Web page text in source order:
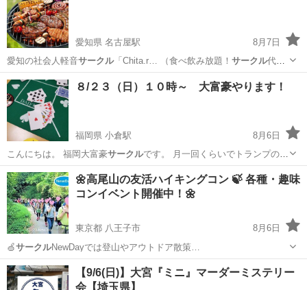
愛知県 名古屋駅
8月7日
愛知の社会人軽音サークル「Chita.r… （食べ飲み放題！ サークル代表
がほとんど負… 動中の社会人軽音サークルです。 みんなで…
愛知 名古屋市 名古屋駅 パーティー BBQ
８/２３（日）１０時～ 大富豪やります！
福岡県 小倉駅
8月6日
こんにちは。 福岡大富豪サークルです。 月一回くらいでトランプの
大…
福岡 北九州市 小倉駅 その他 サークル
🌼高尾山の友活ハイキングコン 🍃 各種・趣味
コンイベント開催中！🌼
東京都 八王子市
8月6日
🍏サークルNewDayでは登山やアウトドア散策…
東京 八王子市 パーティー
【9/6(日)】大宮『ミニ』マーダーミステリー
会【埼玉県】